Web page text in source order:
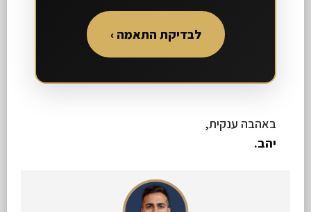
לבדיקת התאמה ›
באהבה ענקית,
יהב.